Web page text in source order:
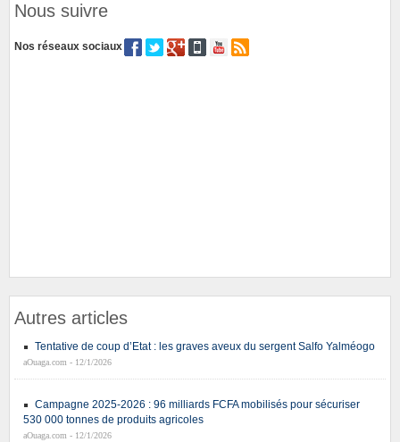
Nous suivre
Nos réseaux sociaux
Autres articles
Tentative de coup d’Etat : les graves aveux du sergent Salfo Yalméogo
aOuaga.com - 12/1/2026
Campagne 2025-2026 : 96 milliards FCFA mobilisés pour sécuriser
530 000 tonnes de produits agricoles
aOuaga.com - 12/1/2026